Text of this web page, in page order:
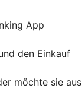
App
den Einkauf
möchte sie aus